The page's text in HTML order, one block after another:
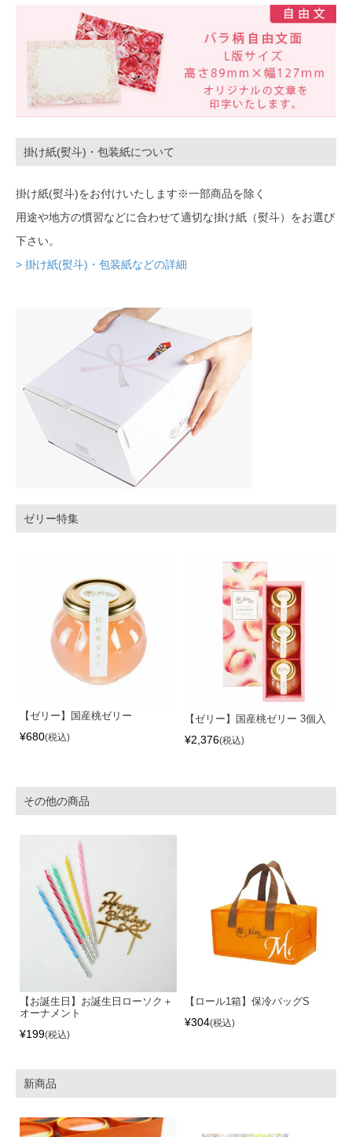
掛け紙(熨斗)・包装紙について
掛け紙(熨斗)をお付けいたします※一部商品を除く
用途や地方の慣習などに合わせて適切な掛け紙（熨斗）をお選び
下さい。
> 掛け紙(熨斗)・包装紙などの詳細
ゼリー特集
【ゼリー】国産桃ゼリー
¥680 税込
【ゼリー】国産桃ゼリー 3個入
¥2,376 税込
その他の商品
【お誕生日】お誕生日ローソク＋
オーナメント
¥199 税込
【ロール1箱】保冷バッグS
¥304 税込
新商品